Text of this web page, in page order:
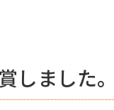
しました